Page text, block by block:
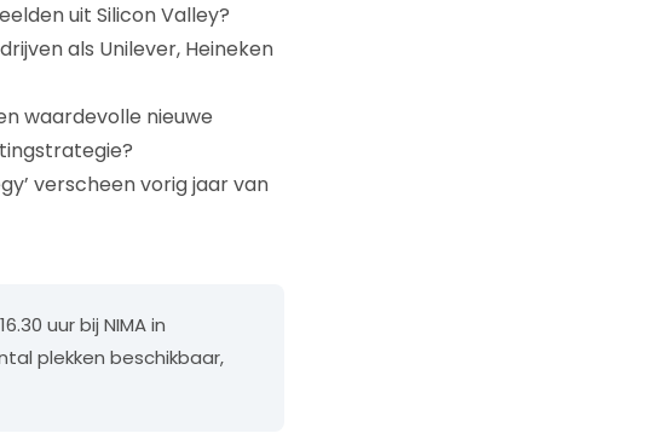
uit Silicon Valley?
als Unilever, Heineken
waardevolle nieuwe
verscheen vorig jaar van
uur bij NIMA in
plekken beschikbaar,